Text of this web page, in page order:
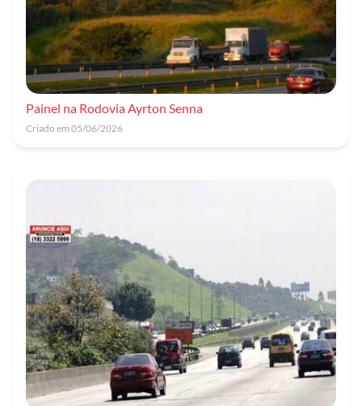
Painel na Rodovia Ayrton Senna
Criado em 05/06/2026